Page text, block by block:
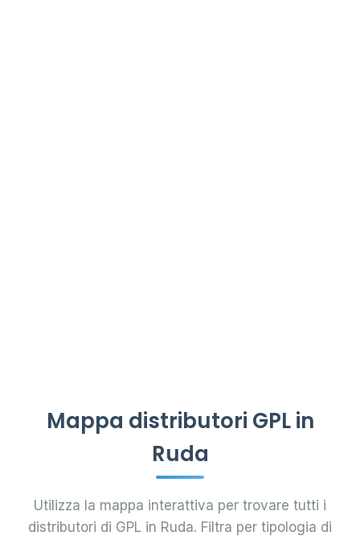
Mappa distributori GPL in
Ruda
Utilizza la mappa interattiva per trovare tutti i
distributori di GPL in Ruda. Filtra per tipologia di